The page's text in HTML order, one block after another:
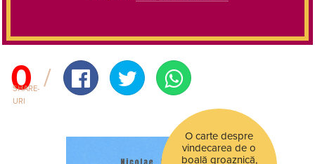
0
SHARE-
URI
O carte despre
vindecarea de o
boală groaznică,